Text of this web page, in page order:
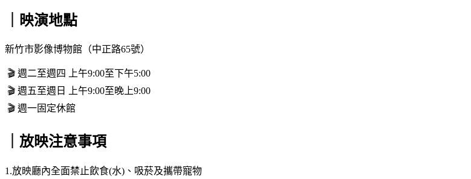
｜映演地點
新竹市影像博物館（中正路65號）
🎬 週二至週四 上午9:00至下午5:00
🎬 週五至週日 上午9:00至晚上9:00
🎬 週一固定休館
｜放映注意事項
1.放映廳內全面禁止飲食(水)、吸菸及攜帶寵物